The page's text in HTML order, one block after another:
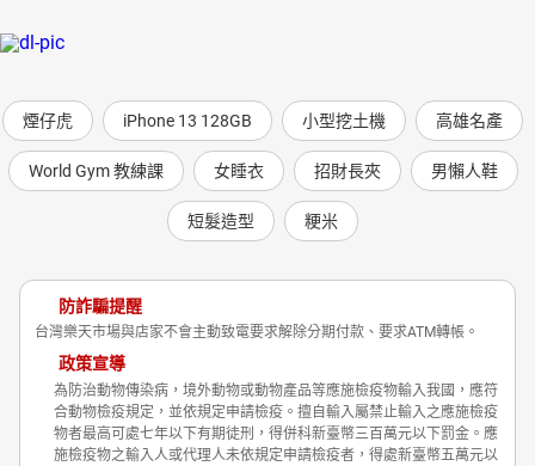
煙仔虎 iPhone 13 128GB 小型挖土機 高雄名產
World Gym 教練課 女睡衣 招財長夾 男懶人鞋
短髮造型 粳米
防詐騙提醒
台灣樂天市場與店家不會主動致電要求解除分期付款、要求ATM轉帳。
政策宣導
為防治動物傳染病，境外動物或動物產品等應施檢疫物輸入我國，應符
合動物檢疫規定，並依規定申請檢疫。擅自輸入屬禁止輸入之應施檢疫
物者最高可處七年以下有期徒刑，得併科新臺幣三百萬元以下罰金。應
施檢疫物之輸入人或代理人未依規定申請檢疫者，得處新臺幣五萬元以